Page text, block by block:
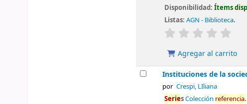
Disponibilidad:Ítems
Listas: AGN - Biblioteca.
valoración
Agregar al carrito
Instituciones de la
por Crespi, LIliana
SeriesColección referencia.